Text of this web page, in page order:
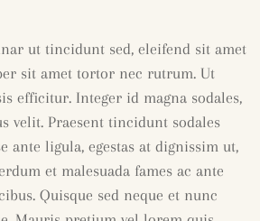
ut tincidunt sed, eleifend sit amet
sit amet tortor nec rutrum. Ut
efficitur. Integer id magna sodales,
velit. Praesent tincidunt sodales
ante ligula, egestas at dignissim ut,
et malesuada fames ac ante
Quisque sed neque et nunc